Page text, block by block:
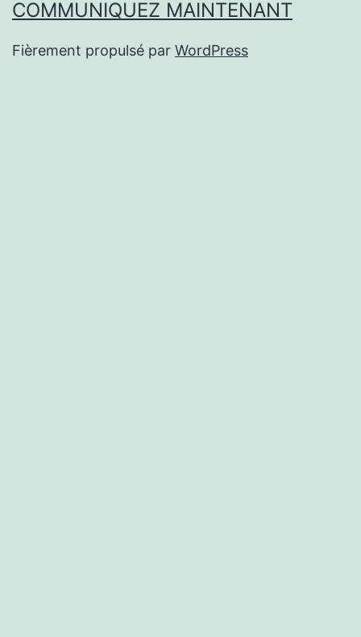
COMMUNIQUEZ MAINTENANT
Fièrement propulsé par WordPress